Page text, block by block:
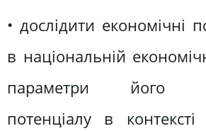
• дослідити економічні
в національній
параметри його
потенціалу в